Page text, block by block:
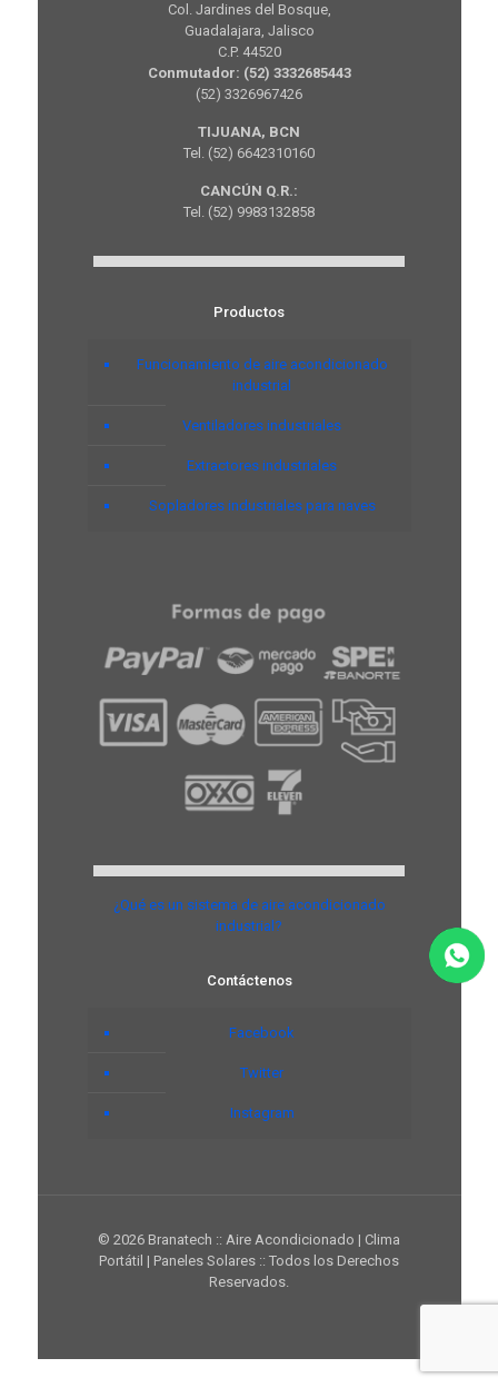
Col. Jardines del Bosque,
Guadalajara, Jalisco
C.P. 44520
Conmutador: (52) 3332685443
(52) 3326967426
TIJUANA, BCN
Tel. (52) 6642310160
CANCÚN Q.R.:
Tel. (52) 9983132858
Productos
Funcionamiento de aire acondicionado
industrial
Ventiladores industriales
Extractores industriales
Sopladores industriales para naves
¿Qué es un sistema de aire acondicionado
industrial?
Contáctenos
Facebook
Twitter
Instagram
© 2026 Branatech :: Aire Acondicionado | Clima
Portátil | Paneles Solares :: Todos los Derechos
Reservados.